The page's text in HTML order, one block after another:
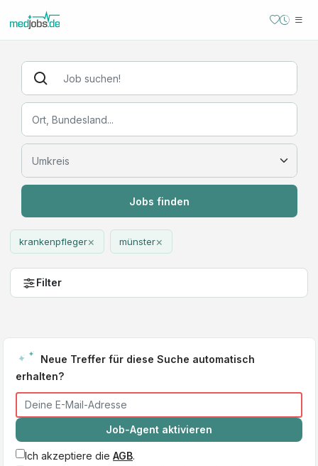
Jobs finden
krankenpfleger× münster×
Filter
Neue Treffer für diese Suche automatisch
erhalten?
Job-Agent aktivieren
Ich akzeptiere die AGB.